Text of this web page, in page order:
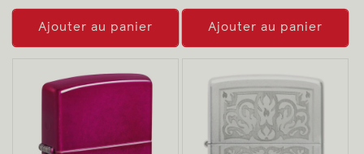
Ajouter au panier
habituel
Ajouter au panier